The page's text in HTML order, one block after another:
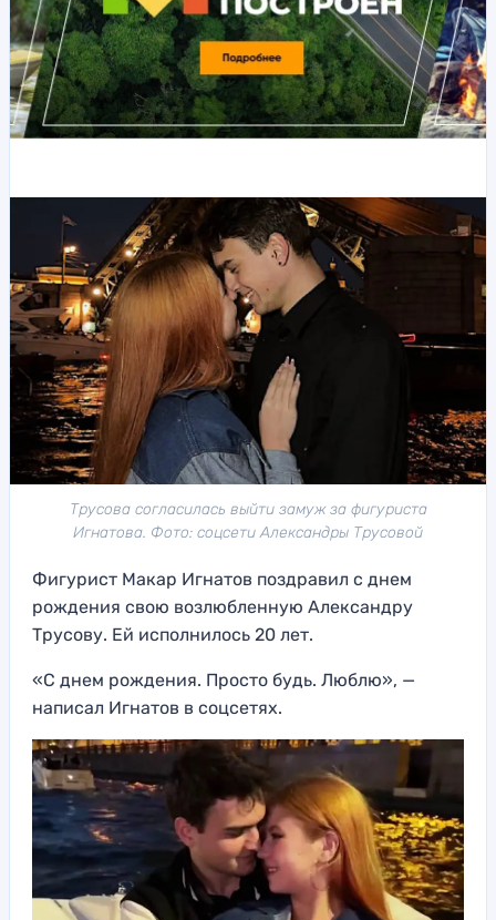
Трусова согласилась выйти замуж за фигуриста
Игнатова. Фото: соцсети Александры Трусовой
Фигурист Макар Игнатов поздравил с днем
рождения свою возлюбленную Александру
Трусову. Ей исполнилось 20 лет.
«С днем рождения. Просто будь. Люблю», —
написал Игнатов в соцсетях.